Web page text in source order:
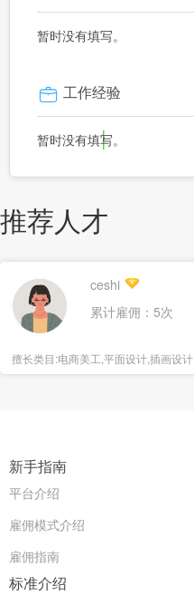
暂时没有填写。
工作经验
暂时没有填写。
推荐人才
ceshi
累计雇佣：5次
擅长类目:电商美工,平面设计,插画设计,
海报设计
新手指南
平台介绍
雇佣模式介绍
雇佣指南
标准介绍